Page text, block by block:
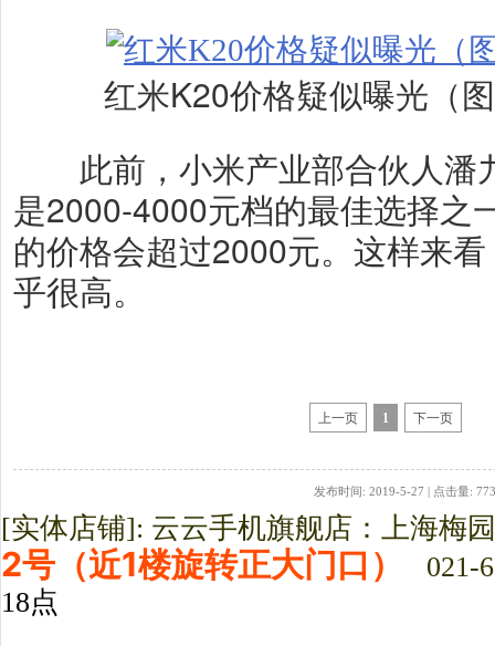
红米K20价格疑似曝光（
此前，小米产业部合伙人潘
是2000-4000元档的最佳选择之
的价格会超过2000元。这样来
乎很高。
上一页 1 下一页
发布时间: 2019-5-27 | 点击量:
[实体店铺]: 云云手机旗舰店：上海梅
2号（近1楼旋转正大门口）
021-
18点